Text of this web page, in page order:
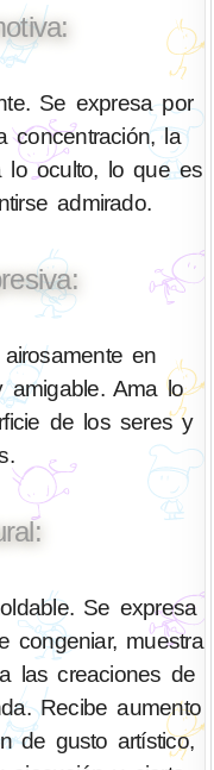
Se expresa por
concentración, la
lo oculto, lo que es
admirado.
en
amigable. Ama lo
de los seres y
Se expresa
congeniar, muestra
las creaciones de
Recibe aumento
de gusto artístico,